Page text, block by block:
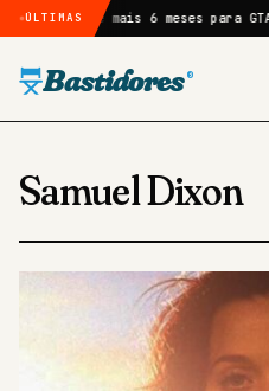
ÚLTIMAS
atraso de mais 6 meses para GTA 6
Bastidores ®
Samuel Dixon